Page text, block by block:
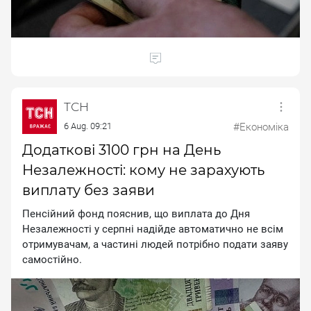
ТСН
6 Aug. 09:21 #Економіка
Додаткові 3100 грн на День
Незалежності: кому не зарахують
виплату без заяви
Пенсійний фонд пояснив, що виплата до Дня
Незалежності у серпні надійде автоматично не всім
отримувачам, а частині людей потрібно подати заяву
самостійно.